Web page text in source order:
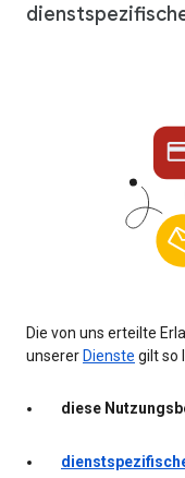
Die von uns erteilte
unsererDienste gilt so
diese